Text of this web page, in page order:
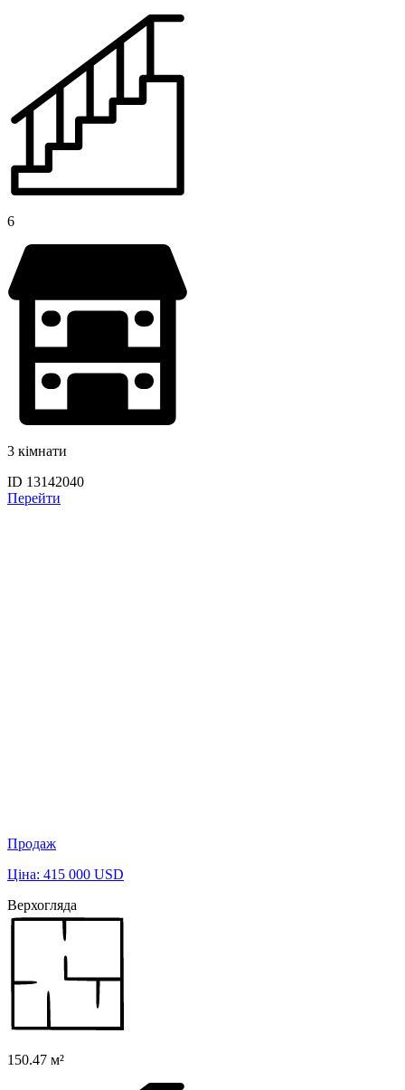
6
3 кімнати
ID 13142040
Перейти
Продаж
Ціна: 415 000 USD
Верхогляда
150.47 м²